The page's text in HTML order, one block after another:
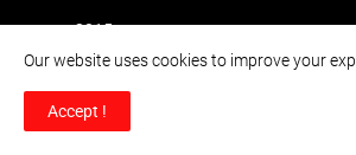
marzo 2015
febbraio 2015
gennaio 2015
Our website uses cookies to improve your
Accept !